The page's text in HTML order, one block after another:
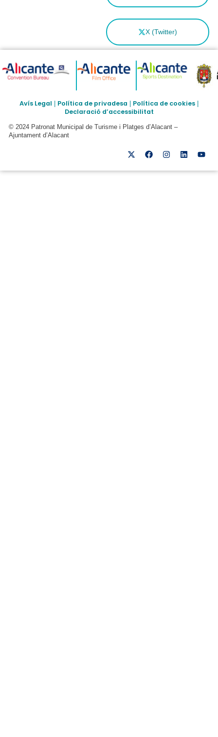
X (Twitter)
Avís Legal Política de privadesa Política de cookies
Declaració d’accessibilitat
© 2024 Patronat Municipal de Turisme i Platges d’Alacant –
Ajuntament d’Alacant